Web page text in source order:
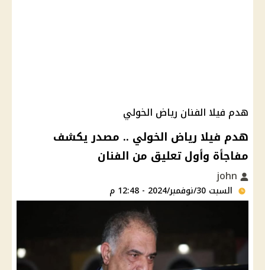
هدم فيلا الفنان رياض الخولي
هدم فيلا رياض الخولي .. مصدر يكشف
مفاجأة وأول تعليق من الفنان
السبت 30/نوفمبر/2024 - 12:48 م